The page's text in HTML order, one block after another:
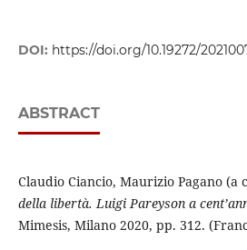
DOI: https://doi.org/10.19272/
ABSTRACT
Claudio Ciancio, Maurizio Pagano (a
della libertà. Luigi Pareyson a
Mimesis, Milano 2020, pp. 312.